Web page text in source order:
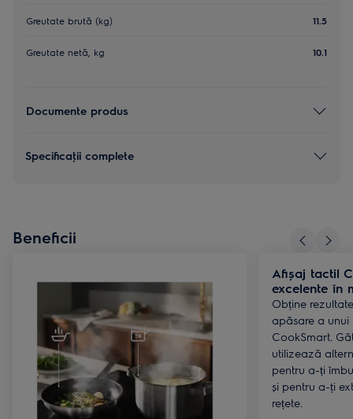
Greutate brută (kg) 11.5
Greutate netă, kg 10.1
Documente produs
Specificaţii complete
Beneficii
Afișaj tactil
excelente în
Obține
apăsare a
CookSmart.
utilizează
pentru a-ți
și pentru a-ți
rețete.